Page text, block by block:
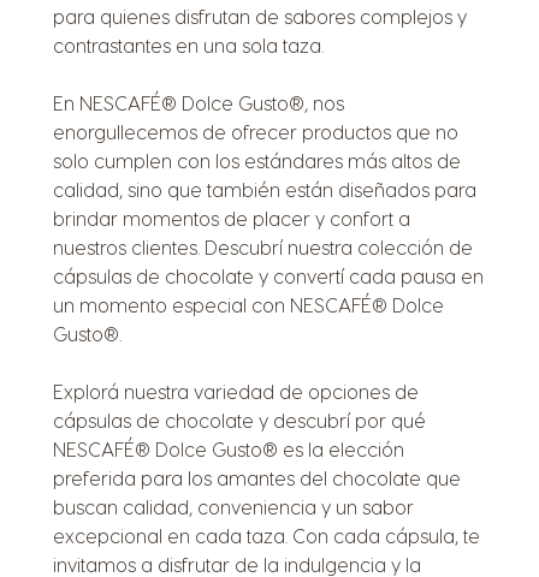
para quienes disfrutan de sabores complejos y
contrastantes en una sola taza.
En NESCAFÉ® Dolce Gusto®, nos
enorgullecemos de ofrecer productos que no
solo cumplen con los estándares más altos de
calidad, sino que también están diseñados para
brindar momentos de placer y confort a
nuestros clientes. Descubrí nuestra colección de
cápsulas de chocolate y convertí cada pausa en
un momento especial con NESCAFÉ® Dolce
Gusto®.
Explorá nuestra variedad de opciones de
cápsulas de chocolate y descubrí por qué
NESCAFÉ® Dolce Gusto® es la elección
preferida para los amantes del chocolate que
buscan calidad, conveniencia y un sabor
excepcional en cada taza. Con cada cápsula, te
invitamos a disfrutar de la indulgencia y la